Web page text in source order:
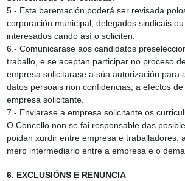
5.‑ Esta baremación poderá ser revisada
corporación municipal, delegados sindicais
interesados cando así o soliciten.
6.‑ Comunicarase aos candidatos
traballo, e se aceptan participar no proceso
empresa solicitarase a súa autorización para
datos persoais non confidencias, a efectos
empresa solicitante.
7.‑ Enviarase a empresa solicitante os
O Concello non se fai responsable das
poidan xurdir entre empresa e traballadores,
mero intermediario entre a empresa e o
6. EXCLUSIÓNS E RENUNCIA